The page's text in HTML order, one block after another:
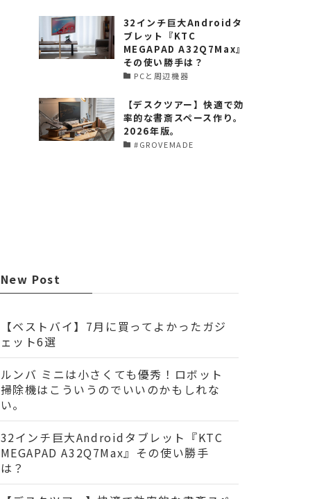
32インチ巨大Androidタ
ブレット『KTC
MEGAPAD A32Q7Max』
その使い勝手は？
PCと周辺機器
【デスクツアー】快適で効
率的な書斎スペース作り。
2026年版。
#GROVEMADE
New Post
【ベストバイ】7月に買ってよかったガジ
ェット6選
ルンバ ミニは小さくても優秀！ロボット
掃除機はこういうのでいいのかもしれな
い。
32インチ巨大Androidタブレット『KTC
MEGAPAD A32Q7Max』その使い勝手
は？